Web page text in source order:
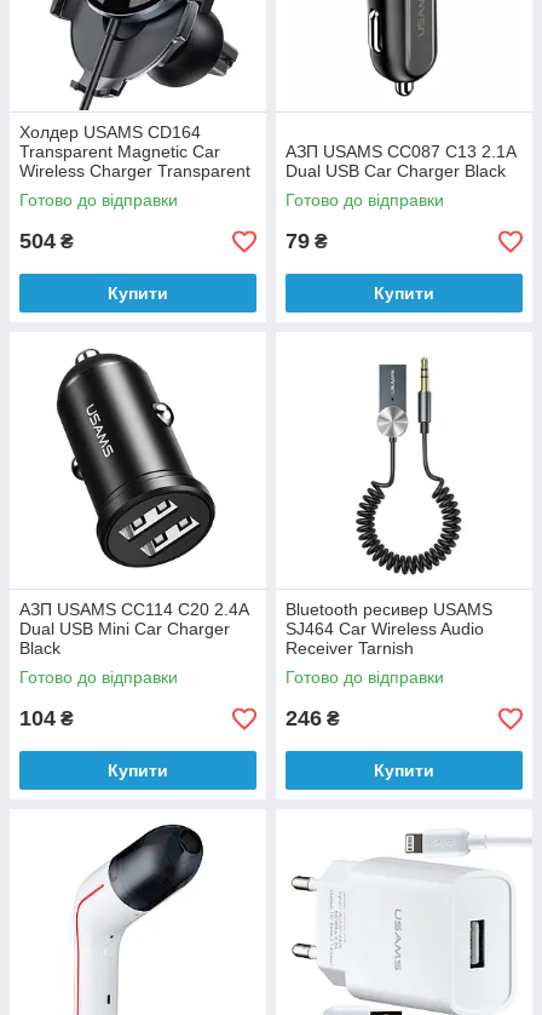
Холдер USAMS CD164
Transparent Magnetic Car
Wireless Charger Transparent
Готово до відправки
504 ₴
Купити
АЗП USAMS CC087 C13 2.1A
Dual USB Car Charger Black
Готово до відправки
79 ₴
Купити
АЗП USAMS CC114 C20 2.4A
Dual USB Mini Car Charger
Black
Готово до відправки
104 ₴
Купити
Bluetooth ресивер USAMS
SJ464 Car Wireless Audio
Receiver Tarnish
Готово до відправки
246 ₴
Купити